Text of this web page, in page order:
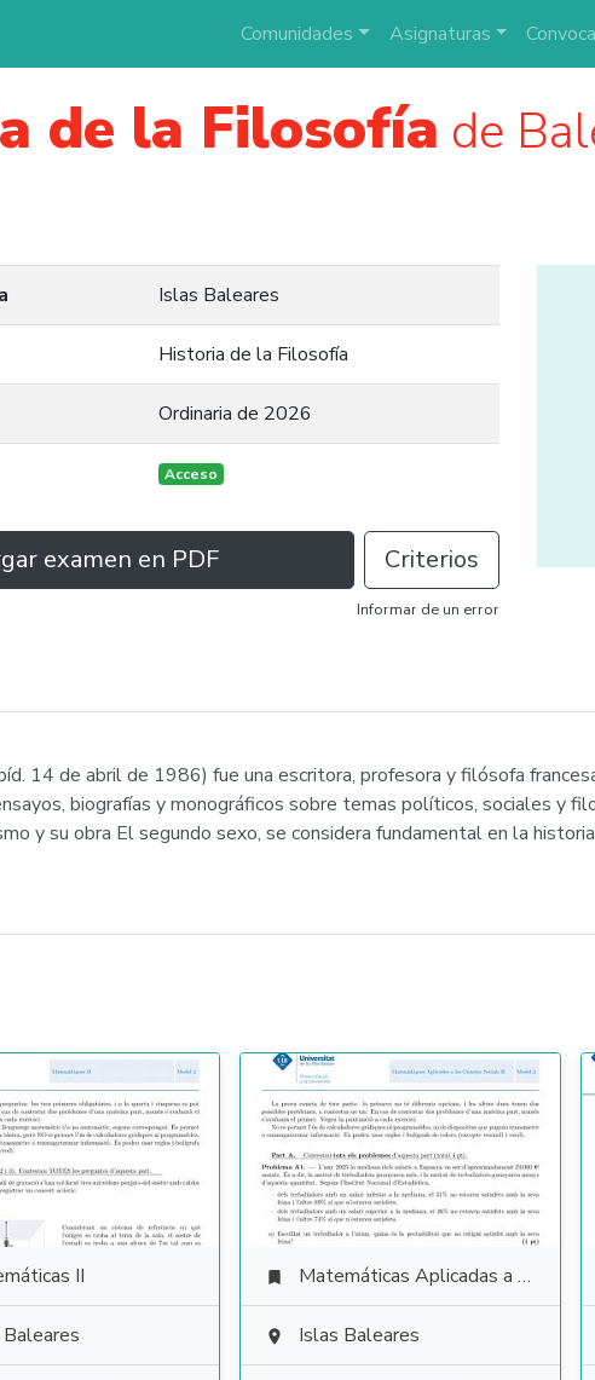
Comunidades Asignaturas
de la Filosofía de
Islas Baleares
Historia de la Filosofía
Ordinaria de 2026
Acceso
examen en PDF Criterios
Informar de un error
14 de abril de 1986) fue una escritora, profesora y filósofa
biografías y monográficos sobre temas políticos, sociales y
y su obra El segundo sexo, se considera fundamental en la
II  Matemáticas Aplicadas a las Ciencias Sociales
 Islas Baleares